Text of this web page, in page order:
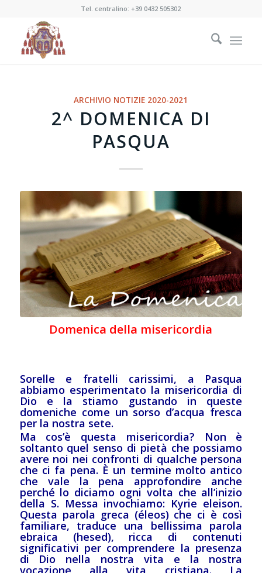
Tel. centralino:+39 0432 505302
ARCHIVIO NOTIZIE 2020-2021
2^ DOMENICA DI
PASQUA
Domenica della misericordia
Sorelle e fratelli carissimi, a Pasqua
abbiamo esperimentato la misericordia di
Dio e la stiamo gustando in queste
domeniche come un sorso d’acqua fresca
per la nostra sete.
Ma cos’è questa misericordia? Non è
soltanto quel senso di pietà che possiamo
avere noi nei confronti di qualche persona
che ci fa pena. È un termine molto antico
che vale la pena approfondire anche
perché lo diciamo ogni volta che all’inizio
della S. Messa invochiamo: Kyrie eleison.
Questa parola greca (éleos) che ci è così
familiare, traduce una bellissima parola
ebraica (hesed), ricca di contenuti
significativi per comprendere la presenza
di Dio nella nostra vita e la nostra
vocazione alla vita cristiana. La